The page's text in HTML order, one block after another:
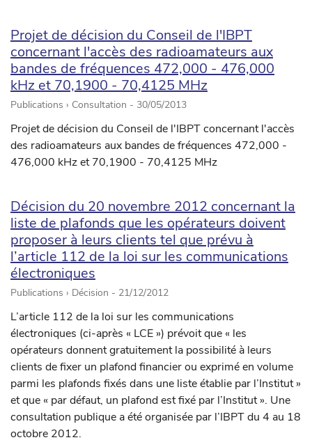
Projet de décision du Conseil de l'IBPT
concernant l'accès des radioamateurs aux
bandes de fréquences 472,000 - 476,000
kHz et 70,1900 - 70,4125 MHz
Publications › Consultation - 30/05/2013
Projet de décision du Conseil de l'IBPT concernant l'accès
des radioamateurs aux bandes de fréquences 472,000 -
476,000 kHz et 70,1900 - 70,4125 MHz
Décision du 20 novembre 2012 concernant la
liste de plafonds que les opérateurs doivent
proposer à leurs clients tel que prévu à
l’article 112 de la loi sur les communications
électroniques
Publications › Décision - 21/12/2012
L’article 112 de la loi sur les communications
électroniques (ci-après « LCE ») prévoit que « les
opérateurs donnent gratuitement la possibilité à leurs
clients de fixer un plafond financier ou exprimé en volume
parmi les plafonds fixés dans une liste établie par l’Institut »
et que « par défaut, un plafond est fixé par l’Institut ». Une
consultation publique a été organisée par l’IBPT du 4 au 18
octobre 2012.